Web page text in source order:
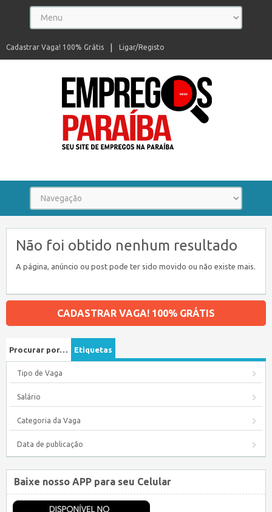
Ligar/Registo
Cadastrar Vaga! 100% Grátis
Não foi obtido nenhum resultado
A página, anúncio ou post pode ter sido movido ou não existe mais.
CADASTRAR VAGA! 100% GRÁTIS
Procurar por… Etiquetas
Tipo de Vaga
Salário
Categoria da Vaga
Data de publicação
Baixe nosso APP para seu Celular